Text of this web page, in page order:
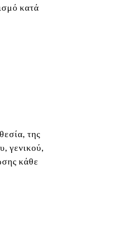
κατά
της
γενικού,
κάθε